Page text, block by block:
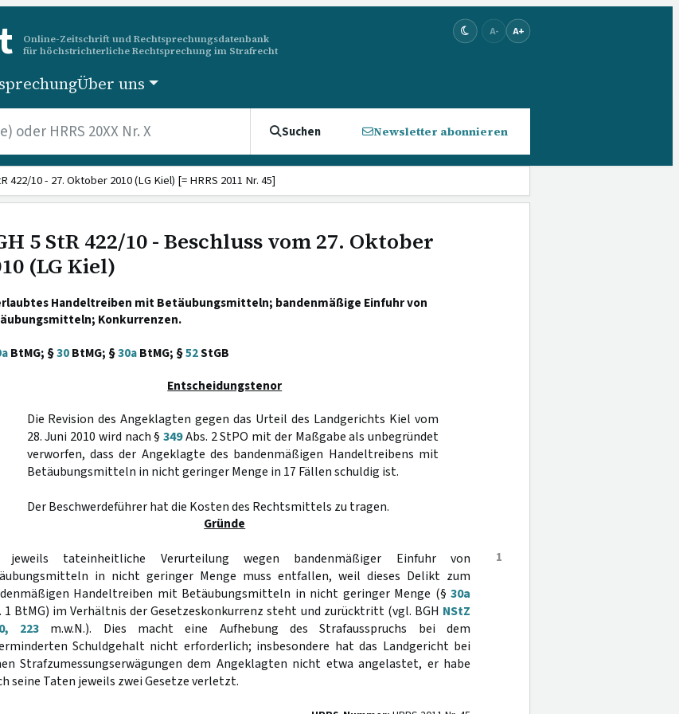
Online-Zeitschrift und Rechtsprechungsdatenbank
für höchstrichterliche Rechtsprechung im Strafrecht
A- A+
Über uns
Suchen Newsletter abonnieren
422/10 - 27. Oktober 2010 (LG Kiel) [= HRRS 2011 Nr. 45]
5 StR 422/10 - Beschluss vom 27. Oktober
(LG Kiel)
Handeltreiben mit Betäubungsmitteln; bandenmäßige Einfuhr von
Konkurrenzen.
BtMG; §30BtMG; §30aBtMG; §52StGB
Entscheidungstenor
Die Revision des Angeklagten gegen das Urteil des Landgerichts Kiel vom
28. Juni 2010 wird nach § 349Abs. 2 StPO mit der Maßgabe als unbegründet
verworfen, dass der Angeklagte des bandenmäßigen Handeltreibens mit
Betäubungsmitteln in nicht geringer Menge in 17 Fällen schuldig ist.
Der Beschwerdeführer hat die Kosten des Rechtsmittels zu tragen.
Gründe
1
jeweils tateinheitliche Verurteilung wegen bandenmäßiger Einfuhr von
in nicht geringer Menge muss entfallen, weil dieses Delikt zum
Handeltreiben mit Betäubungsmitteln in nicht geringer Menge (§ 30a
1 BtMG) im Verhältnis der Gesetzeskonkurrenz steht und zurücktritt (vgl. BGH NStZ
223m.w.N.). Dies macht eine Aufhebung des Strafausspruchs bei dem
Schuldgehalt nicht erforderlich; insbesondere hat das Landgericht bei
Strafzumessungserwägungen dem Angeklagten nicht etwa angelastet, er habe
seine Taten jeweils zwei Gesetze verletzt.